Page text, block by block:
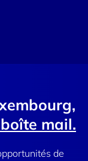
mail.
de